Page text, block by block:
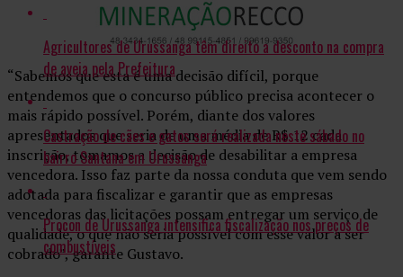
“Sabemos que esta é uma decisão difícil, porque
entendemos que o concurso público precisa acontecer o
mais rápido possível. Porém, diante dos valores
apresentados que seria de uma média de R$ 12 cada
inscrição, tomamos a decisão de desabilitar a empresa
vencedora. Isso faz parte da nossa conduta que vem sendo
adotada para fiscalizar e garantir que as empresas
vencedoras das licitações possam entregar um serviço de
qualidade, o que não seria possível com esse valor a ser
cobrado”, garante Gustavo.
Agricultores de Urussanga têm direito a desconto na compra
de aveia pela Prefeitura
Castração de cães e gatos será realizada neste sábado no
bairro Santana em Urussanga
Procon de Urussanga intensifica fiscalização nos preços de
combustíveis